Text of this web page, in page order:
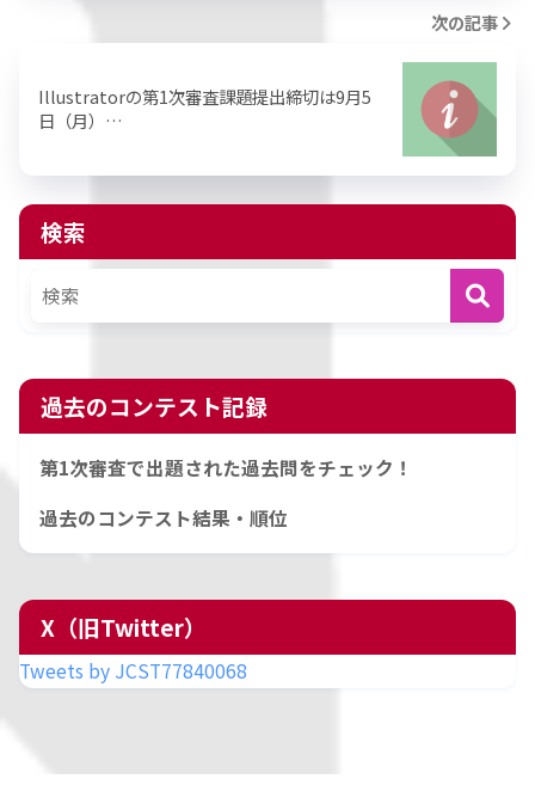
次の記事
Illustratorの第1次審査課題提出締切は9月5
日（月）…
検索
過去のコンテスト記録
第1次審査で出題された過去問をチェック！
過去のコンテスト結果・順位
X（旧Twitter）
Tweets by JCST77840068